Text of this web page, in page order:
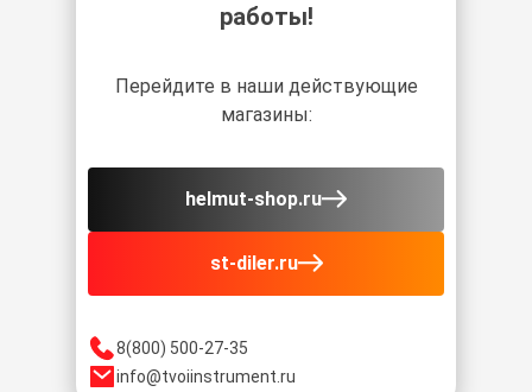
8(800) 500-27-35
info@tvoiinstrument.ru
работы!
Перейдите в наши действующие
магазины:
helmut-shop.ru
st-diler.ru